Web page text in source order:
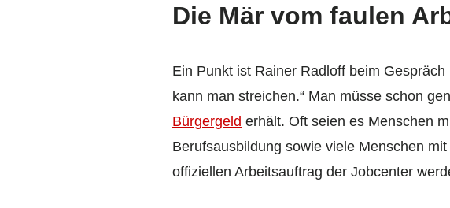
Die Mär vom faulen
Ein Punkt ist Rainer Radloff beim
kann man streichen.“ Man müsse schon
Bürgergeld erhält. Oft seien es Menschen
Berufsausbildung sowie viele Menschen
offiziellen Arbeitsauftrag der Jobcenter